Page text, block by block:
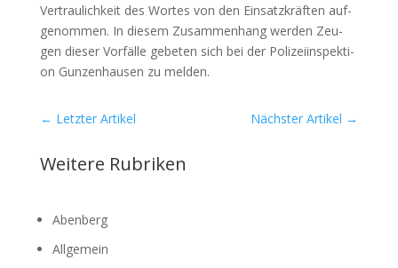
Ver­trau­lich­keit des Wor­tes von den Ein­satz­kräf­ten auf­
ge­nom­men. In die­sem Zusam­men­hang wer­den Zeu­
gen die­ser Vor­fäl­le gebe­ten sich bei der Poli­zei­in­spek­ti­
on Gun­zen­hau­sen zu mel­den.
← Letzter Artikel Nächster Artikel →
Weitere Rubriken
Abenberg
Allgemein